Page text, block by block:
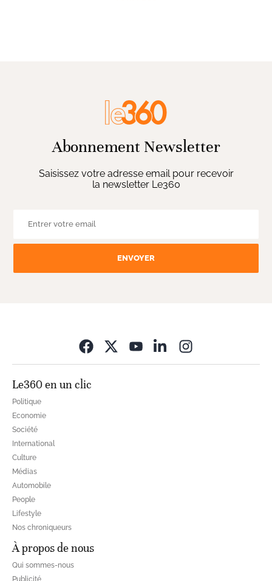
Abonnement Newsletter
Saisissez votre adresse email pour recevoir
la newsletter Le360
ENVOYER
Le360 en un clic
Politique
Economie
Société
International
Culture
Médias
Automobile
People
Lifestyle
Nos chroniqueurs
À propos de nous
Qui sommes-nous